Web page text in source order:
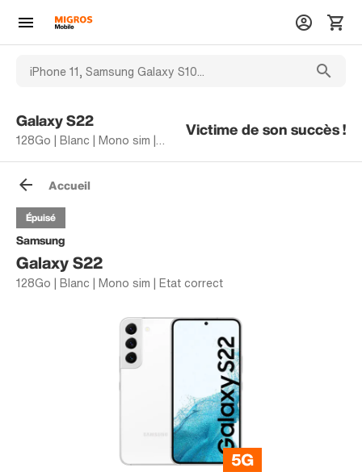
Galaxy S22
128Go | Blanc | Mono sim | Etat correct
Victime de son succès !
Accueil
Samsung
Galaxy S22
128Go | Blanc | Mono sim | Etat correct
Épuisé